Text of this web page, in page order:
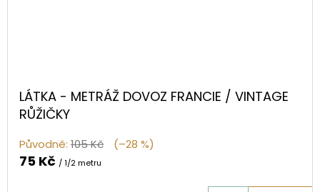
LÁTKA - METRÁŽ DOVOZ FRANCIE / VINTAGE
RŮŽIČKY
Původně: 105 Kč (–28 %)
75 Kč / 1/2 metru